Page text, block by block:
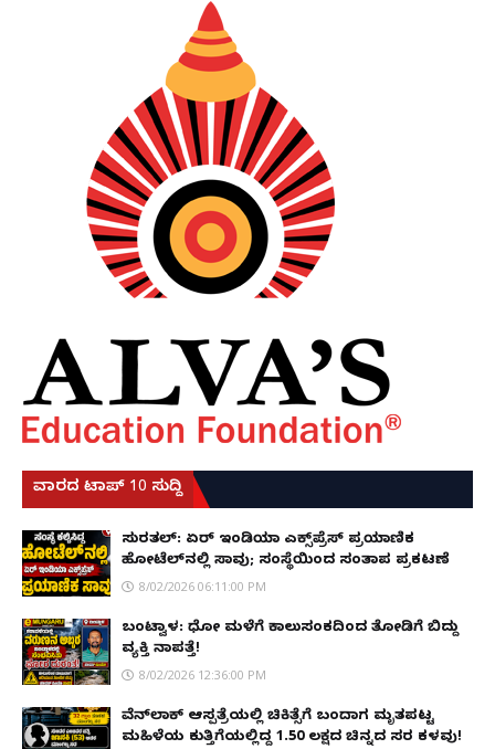
ವಾರದ ಟಾಪ್ 10 ಸುದ್ದಿ
ಸುರತ್ಕಲ್: ಏರ್ ಇಂಡಿಯಾ ಎಕ್ಸ್‌ಪ್ರೆಸ್ ಪ್ರಯಾಣಿಕ
ಹೋಟೆಲ್‌ನಲ್ಲಿ ಸಾವು; ಸಂಸ್ಥೆಯಿಂದ ಸಂತಾಪ ಪ್ರಕಟಣೆ
8/02/2026 06:11:00 PM
ಬಂಟ್ವಾಳ: ಧೋ ಮಳೆಗೆ ಕಾಲುಸಂಕದಿಂದ ತೋಡಿಗೆ ಬಿದ್ದು
ವ್ಯಕ್ತಿ ನಾಪತ್ತೆ!
8/02/2026 12:36:00 PM
ವೆನ್‌ಲಾಕ್ ಆಸ್ಪತ್ರೆಯಲ್ಲಿ ಚಿಕಿತ್ಸೆಗೆ ಬಂದಾಗ ಮೃತಪಟ್ಟ
ಮಹಿಳೆಯ ಕುತ್ತಿಗೆಯಲ್ಲಿದ್ದ ₹1.50 ಲಕ್ಷದ ಚಿನ್ನದ ಸರ ಕಳವು!